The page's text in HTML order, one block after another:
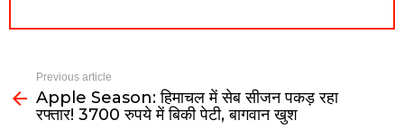
Previous article
Apple Season: हिमाचल में सेब सीजन पकड़ रहा
रफ्तार! 3700 रुपये में बिकी पेटी, बागवान खुश